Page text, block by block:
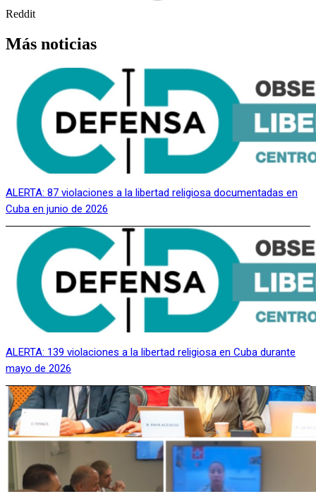
Reddit
Más noticias
ALERTA: 87 violaciones a la libertad religiosa documentadas en
Cuba en junio de 2026
ALERTA: 139 violaciones a la libertad religiosa en Cuba durante
mayo de 2026